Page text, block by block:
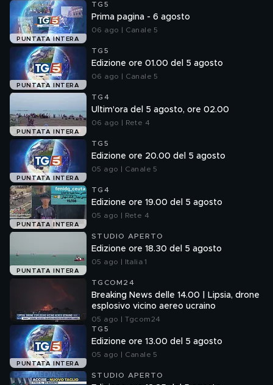
PUNTATA INTERA
TG5
Prima pagina - 6 agosto
06 ago | Canale 5
PUNTATA INTERA
TG5
Edizione ore 01.00 del 5 agosto
06 ago | Canale 5
PUNTATA INTERA
TG4
Ultim'ora del 5 agosto, ore 02.00
06 ago | Rete 4
PUNTATA INTERA
TG5
Edizione ore 20.00 del 5 agosto
05 ago | Canale 5
PUNTATA INTERA
TG4
Edizione ore 19.00 del 5 agosto
05 ago | Rete 4
PUNTATA INTERA
STUDIO APERTO
Edizione ore 18.30 del 5 agosto
05 ago | Italia 1
TGCOM24
Breaking News delle 14.00 | Lipsia, drone
esplosivo vicino aereo ucraino
05 ago | Tgcom24
PUNTATA INTERA
TG5
Edizione ore 13.00 del 5 agosto
05 ago | Canale 5
STUDIO APERTO